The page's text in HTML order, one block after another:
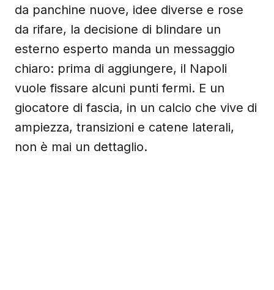
da panchine nuove, idee diverse e rose
da rifare, la decisione di blindare un
esterno esperto manda un messaggio
chiaro: prima di aggiungere, il Napoli
vuole fissare alcuni punti fermi. E un
giocatore di fascia, in un calcio che vive di
ampiezza, transizioni e catene laterali,
non è mai un dettaglio.